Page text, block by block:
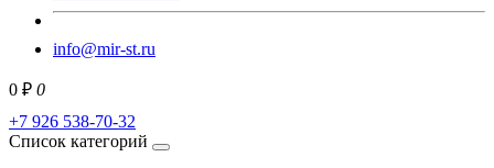
info@mir-st.ru
0 ₽ 0
+7 926 538-70-32
Список категорий